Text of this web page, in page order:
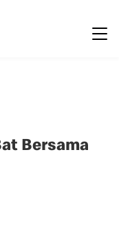
Bersama